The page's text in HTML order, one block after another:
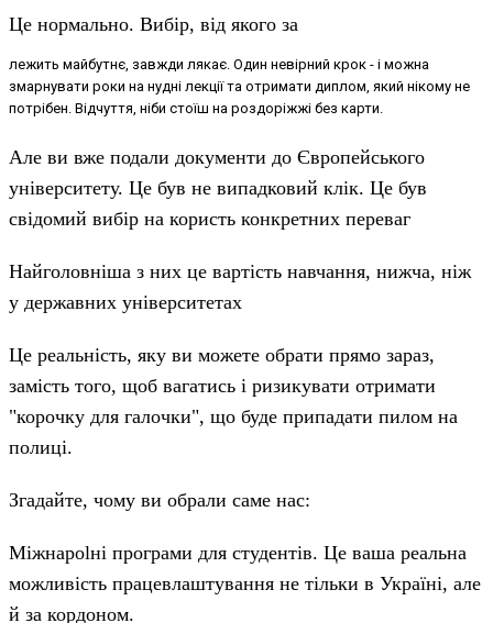
Це нормально. Вибір, від якого за
лежить майбутнє, завжди лякає. Один невірний крок - і можна
змарнувати роки на нудні лекції та отримати диплом, який нікому не
потрібен. Відчуття, ніби стоїш на роздоріжжі без карти.
Але ви вже подали документи до Європейського
університету. Це був не випадковий клік. Це був
свідомий вибір на користь конкретних переваг
Найголовніша з них це вартість навчання, нижча, ніж
у державних університетах
Це реальність, яку ви можете обрати прямо зараз,
замість того, щоб вагатись і ризикувати отримати
"корочку для галочки", що буде припадати пилом на
полиці.
Згадайте, чому ви обрали саме нас:
Міжнароlні програми для студентів. Це ваша реальна
можливість працевлаштування не тільки в Україні, але
й за кордоном.